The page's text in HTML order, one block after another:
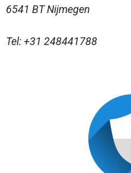
6541 BT Nijmegen
Tel: +31 248441788